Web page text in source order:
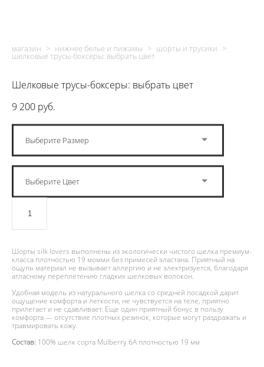
магазин > нижнее белье и пижамы > шорты и трусики >
шелковые трусы-боксеры: выбрать цвет
Шелковые трусы-боксеры: выбрать цвет
9 200 pуб.
Выберите Размер
Выберите Цвет
Шорты silk lovers выполнены из экологически чистого шелка премиум-
класса плотностью 19 момми без примесей эластана. Приятный на
ощупь материал не вызывает аллергию и не электризуется, благодаря
атласному переплетению гладких шелковых волокон.
Удобная модель из натурального шелка со средней посадкой дарит
ощущение комфорта и легкости, не чувствуется на теле, приятно
прилегает и не сдавливает. Еще один приятный бонус в пользу
комфорта — отсутствие плотных резинок, которые могут раздражать и
травмировать кожу.
Состав: 100% шелк сорта Mulberry 6А плотностью 19 мм